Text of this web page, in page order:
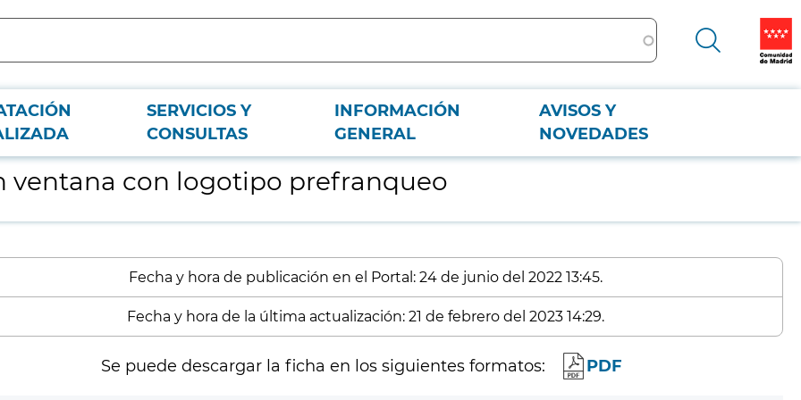
SERVICIOS Y
CONSULTAS
INFORMACIÓN
GENERAL
AVISOS Y
NOVEDADES
ventana con logotipo prefranqueo
Fecha y hora de publicación en el Portal: 24 de junio del 2022 13:45.
Fecha y hora de la última actualización: 21 de febrero del 2023 14:29.
Se puede descargar la ficha en los siguientes formatos: PDF